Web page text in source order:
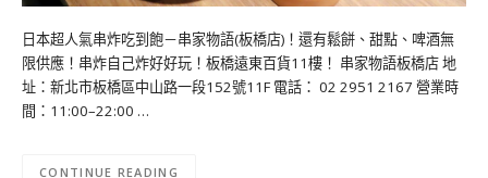
日本超人氣串炸吃到飽－串家物語(板橋店)！還有鬆餅、甜點、啤酒無
限供應！串炸自己炸好好玩！板橋遠東百貨11樓！ 串家物語板橋店 地
址：新北市板橋區中山路一段152號11F 電話： 02 2951 2167 營業時
間：11:00–22:00 …
CONTINUE READING